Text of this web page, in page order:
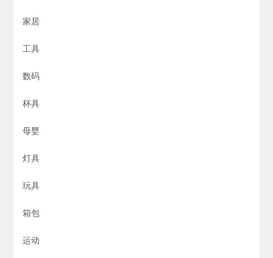
家居
工具
数码
杯具
母婴
灯具
玩具
箱包
运动